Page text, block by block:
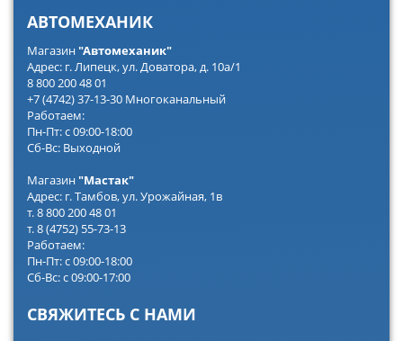
АВТОМЕХАНИК
Магазин"Автомеханик"
Адрес: г. Липецк, ул. Доватора, д. 10а/1
8 800 200 48 01
+7 (4742) 37-13-30 Многоканальный
Работаем:
Пн-Пт: с 09:00-18:00
Сб-Вс: Выходной
Магазин"Мастак"
Адрес: г. Тамбов, ул. Урожайная, 1в
т. 8 800 200 48 01
т. 8 (4752) 55-73-13
Работаем:
Пн-Пт: с 09:00-18:00
Сб-Вс: с 09:00-17:00
СВЯЖИТЕСЬ С НАМИ